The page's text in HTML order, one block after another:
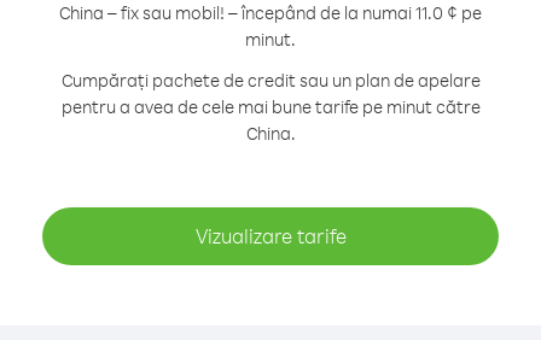
China – fix sau mobil! – începând de la numai 11.0 ¢ pe
minut.
Cumpărați pachete de credit sau un plan de apelare
pentru a avea de cele mai bune tarife pe minut către
China.
Vizualizare tarife